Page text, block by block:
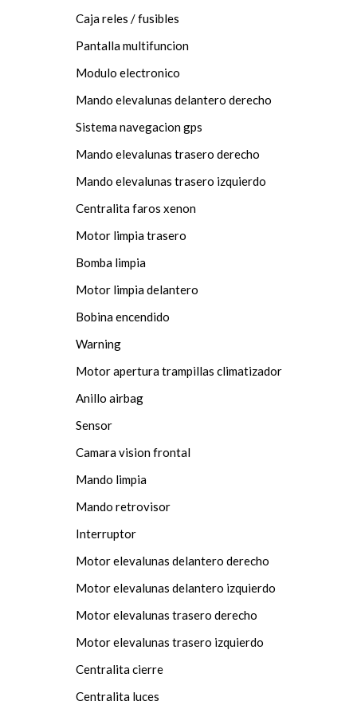
Caja reles / fusibles
Pantalla multifuncion
Modulo electronico
Mando elevalunas delantero derecho
Sistema navegacion gps
Mando elevalunas trasero derecho
Mando elevalunas trasero izquierdo
Centralita faros xenon
Motor limpia trasero
Bomba limpia
Motor limpia delantero
Bobina encendido
Warning
Motor apertura trampillas climatizador
Anillo airbag
Sensor
Camara vision frontal
Mando limpia
Mando retrovisor
Interruptor
Motor elevalunas delantero derecho
Motor elevalunas delantero izquierdo
Motor elevalunas trasero derecho
Motor elevalunas trasero izquierdo
Centralita cierre
Centralita luces